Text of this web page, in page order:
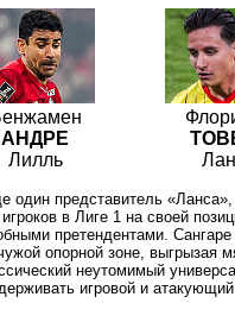
АНДРЕ
Лилль
один представитель «Ланса»,
в Лиге 1 на своей
претендентами.
опорной зоне, выгрызая
неутомимый
игровой и